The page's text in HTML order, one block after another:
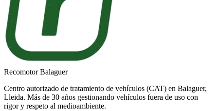
Recomotor Balaguer
Centro autorizado de tratamiento de vehículos (CAT) en Balaguer,
Lleida. Más de 30 años gestionando vehículos fuera de uso con
rigor y respeto al medioambiente.